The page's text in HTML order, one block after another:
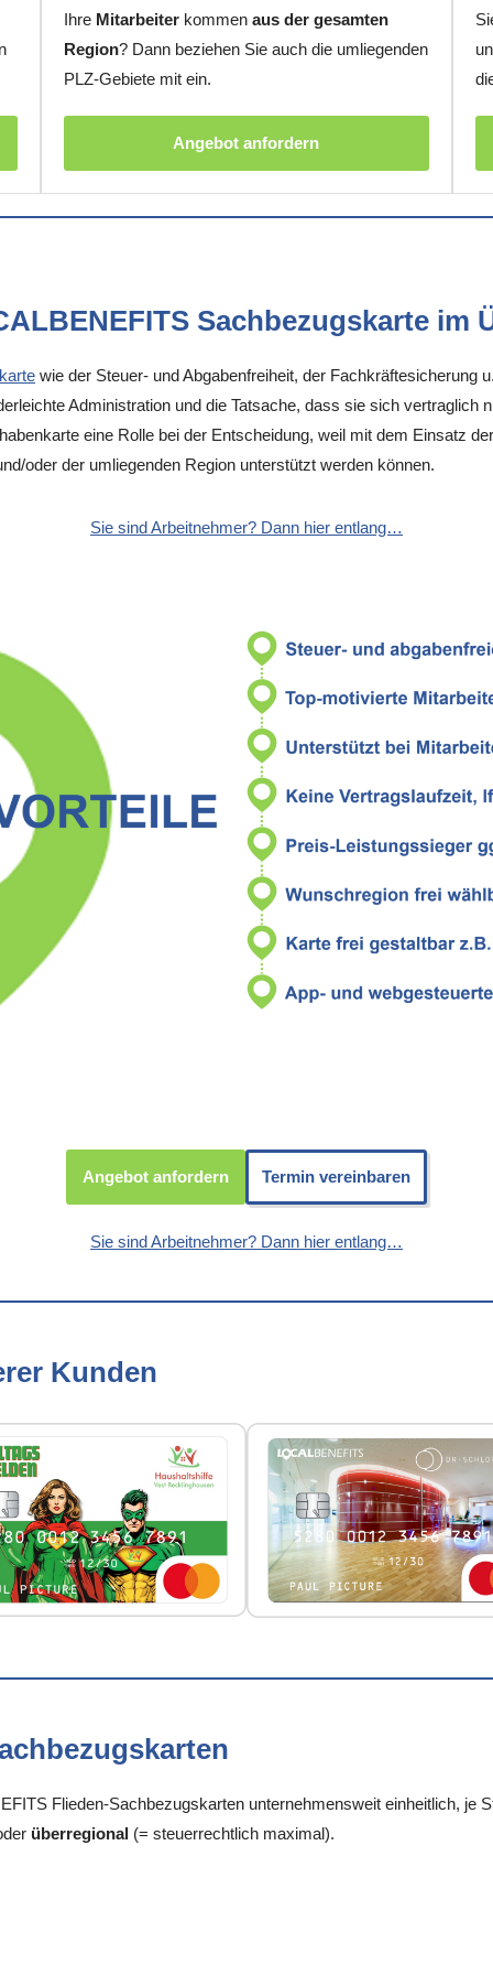
Ihre Mitarbeiter kommenaus der gesamten
Region? Dann beziehen Sie auch die umliegenden
PLZ-Gebiete mit ein.
Angebot anfordern
Sachbezugskarte im
wie der Steuer- und Abgabenfreiheit, der Fachkräftesicherung
Administration und die Tatsache, dass sie sich
eine Rolle bei der Entscheidung, weil mit dem Einsatz
oder der umliegenden Region unterstützt werden können.
Sie sind Arbeitnehmer? Dann hier entlang…
Angebot anfordern Termin vereinbaren
Sie sind Arbeitnehmer? Dann hier entlang…
Kunden
Flieden-Sachbezugskarten unternehmensweit einheitlich, je
überregional (= steuerrechtlich maximal).